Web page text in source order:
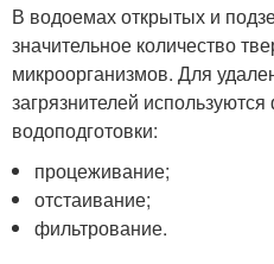
В водоемах открытых и
значительное количество
микроорганизмов. Для
загрязнителей
водоподготовки:
процеживание;
отстаивание;
фильтрование.